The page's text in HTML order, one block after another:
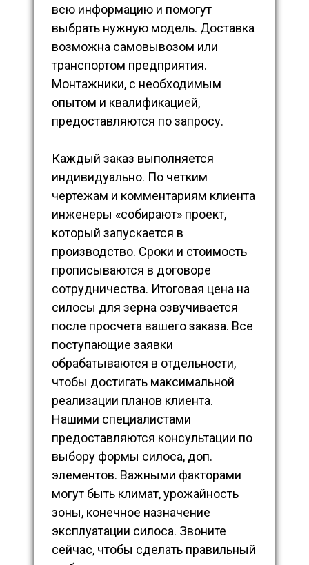
всю информацию и помогут
выбрать нужную модель. Доставка
возможна самовывозом или
транспортом предприятия.
Монтажники, с необходимым
опытом и квалификацией,
предоставляются по запросу.
Каждый заказ выполняется
индивидуально. По четким
чертежам и комментариям клиента
инженеры «собирают» проект,
который запускается в
производство. Сроки и стоимость
прописываются в договоре
сотрудничества. Итоговая цена на
силосы для зерна озвучивается
после просчета вашего заказа. Все
поступающие заявки
обрабатываются в отдельности,
чтобы достигать максимальной
реализации планов клиента.
Нашими специалистами
предоставляются консультации по
выбору формы силоса, доп.
элементов. Важными факторами
могут быть климат, урожайность
зоны, конечное назначение
эксплуатации силоса. Звоните
сейчас, чтобы сделать правильный